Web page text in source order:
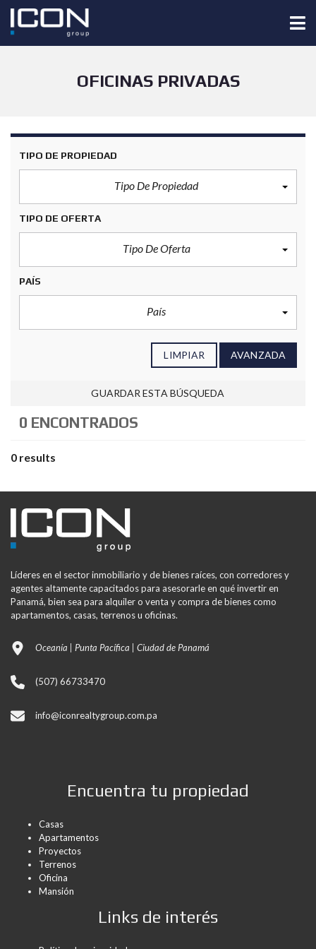
OFICINAS PRIVADAS
TIPO DE PROPIEDAD
Tipo De Propiedad
TIPO DE OFERTA
Tipo De Oferta
PAÍS
País
LIMPIAR AVANZADA
GUARDAR ESTA BÚSQUEDA
0 ENCONTRADOS
0 results
Líderes en el sector inmobiliario y de bienes raíces, con corredores y
agentes altamente capacitados para asesorarle en qué invertir en
Panamá, bien sea para alquiler o venta y compra de bienes como
apartamentos, casas, terrenos u oficinas.
Oceanía | Punta Pacífica | Ciudad de Panamá
(507) 66733470
info@iconrealtygroup.com.pa
Encuentra tu propiedad
Casas
Apartamentos
Proyectos
Terrenos
Oficina
Mansión
Links de interés